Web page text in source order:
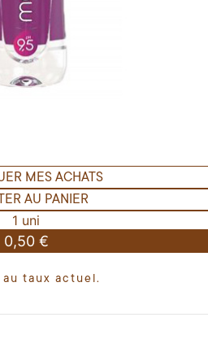
MES ACHATS
AU PANIER
1 uni
0,50 €
taux actuel.